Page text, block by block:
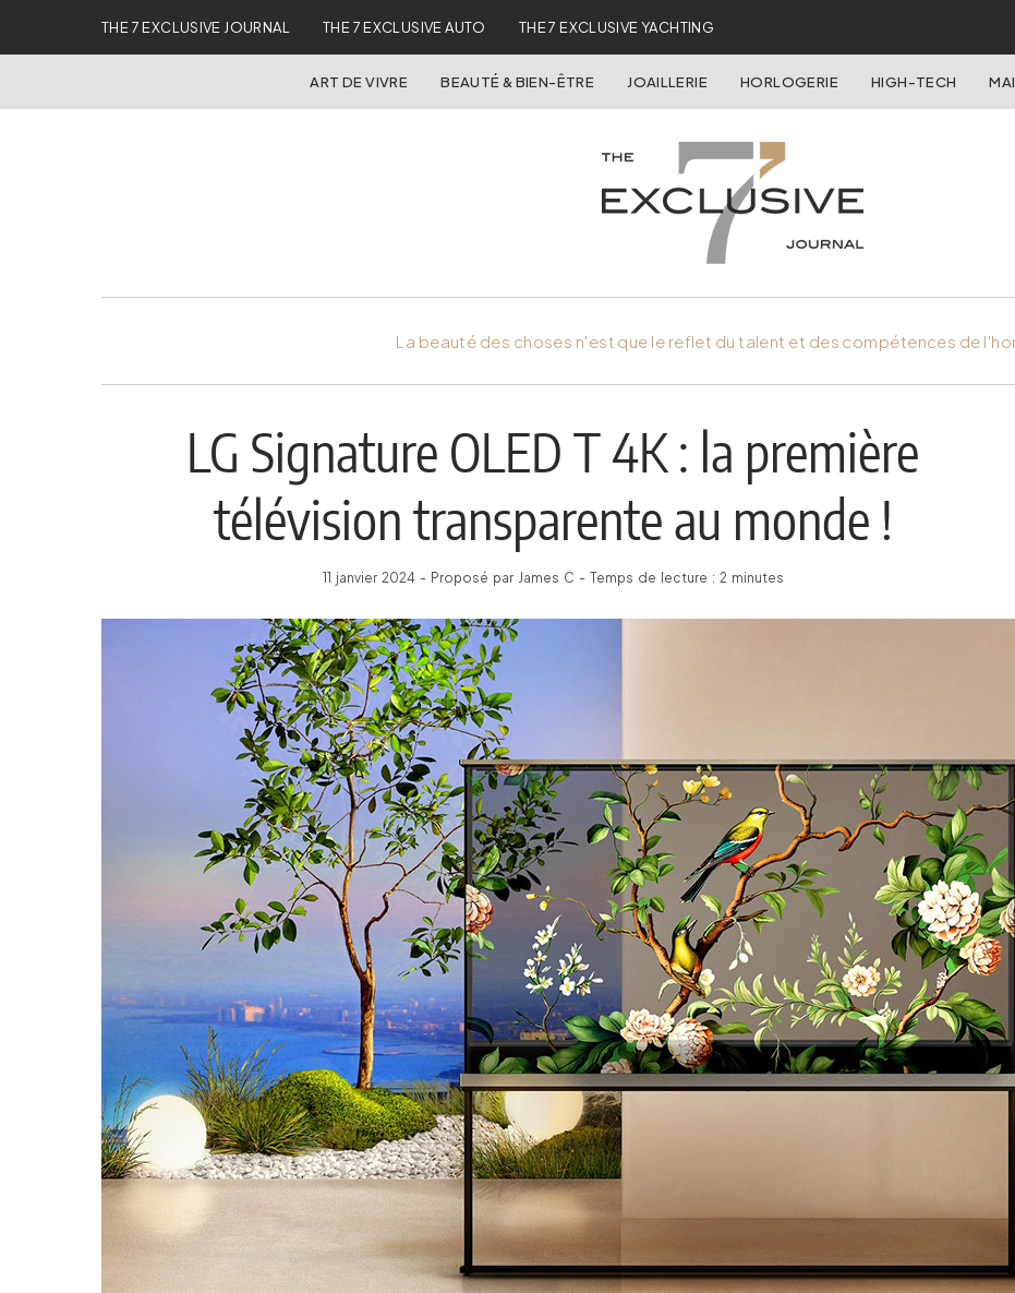
THE 7 EXCLUSIVE JOURNAL THE 7 EXCLUSIVE AUTO THE 7 EXCLUSIVE YACHTING
ART DE VIVRE BEAUTÉ & BIEN-ÊTRE JOAILLERIE HORLOGERIE HIGH-TECH
La beauté des choses n'est que le reflet du talent et des compétences de
LG Signature OLED T 4K : la première
télévision transparente au monde !
11 janvier 2024 - Proposé par James C - Temps de lecture : 2 minutes